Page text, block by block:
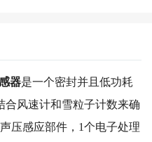
器是一个密封并且低功耗
合风速计和雪粒子计数来确
压感应部件，1个电子处理